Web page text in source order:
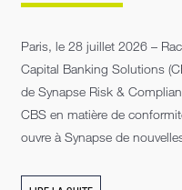
Paris, le 28 juillet 2026 –
Capital Banking Solutions
de Synapse Risk &
CBS en matière de
ouvre à Synapse de